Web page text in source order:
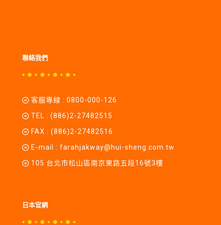
聯絡我們
客服專線 : 0800-000-126
TEL : (886)2-27482515
FAX : (886)2-27482516
E-mail : farahjakway@hui-sheng.com.tw
105 台北市松山區南京東路五段16號3樓
日本官網